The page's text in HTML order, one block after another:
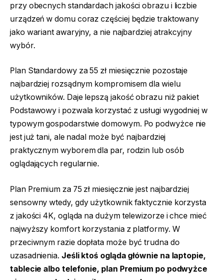
przy obecnych standardach jakości obrazu i liczbie
urządzeń w domu coraz częściej będzie traktowany
jako wariant awaryjny, a nie najbardziej atrakcyjny
wybór.
Plan Standardowy za 55 zł miesięcznie pozostaje
najbardziej rozsądnym kompromisem dla wielu
użytkowników. Daje lepszą jakość obrazu niż pakiet
Podstawowy i pozwala korzystać z usługi wygodniej w
typowym gospodarstwie domowym. Po podwyżce nie
jest już tani, ale nadal może być najbardziej
praktycznym wyborem dla par, rodzin lub osób
oglądających regularnie.
Plan Premium za 75 zł miesięcznie jest najbardziej
sensowny wtedy, gdy użytkownik faktycznie korzysta
z jakości 4K, ogląda na dużym telewizorze i chce mieć
najwyższy komfort korzystania z platformy. W
przeciwnym razie dopłata może być trudna do
uzasadnienia. Jeśli ktoś ogląda głównie na laptopie,
tablecie albo telefonie, plan Premium po podwyżce